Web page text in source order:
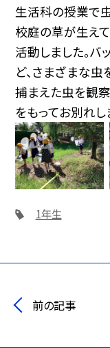
生活科の授業で
校庭の草が生え
活動しました。バ
ど、さまざまな虫
捕まえた虫を観
をもってお別れし
1年生
前の記事